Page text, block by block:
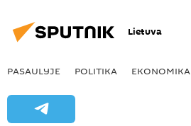
Lietuva
PASAULYJE POLITIKA EKONOMIKA